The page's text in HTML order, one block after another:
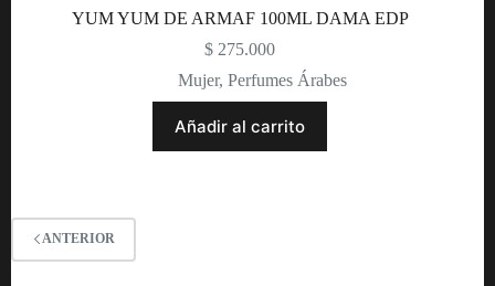
YUM YUM DE ARMAF 100ML DAMA EDP
$ 275.000
Mujer, Perfumes Árabes
Añadir al carrito
ANTERIOR